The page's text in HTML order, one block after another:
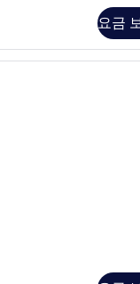
요금
고급 침구, 오리/거위털 이